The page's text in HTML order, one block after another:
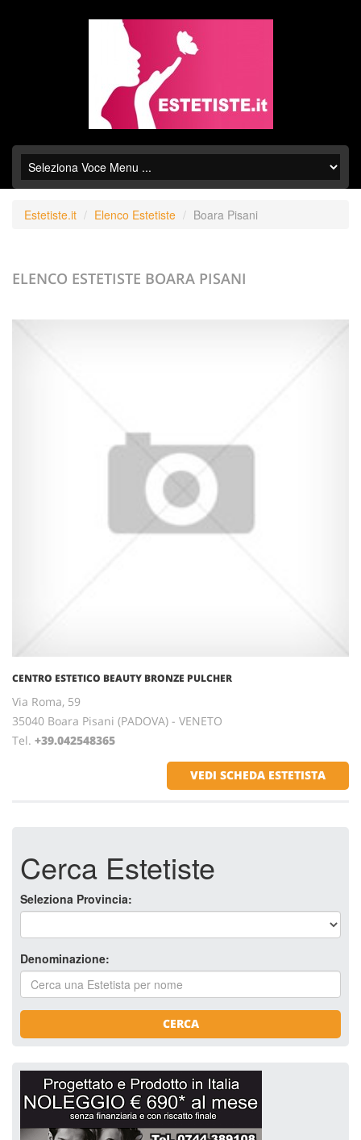
Estetiste.it Elenco Estetiste Boara Pisani
ELENCO ESTETISTE BOARA PISANI
CENTRO ESTETICO BEAUTY BRONZE PULCHER
Via Roma, 59
35040 Boara Pisani (PADOVA) - VENETO
Tel. +39.042548365
VEDI SCHEDA ESTETISTA
Cerca Estetiste
Seleziona Provincia:
Denominazione:
CERCA